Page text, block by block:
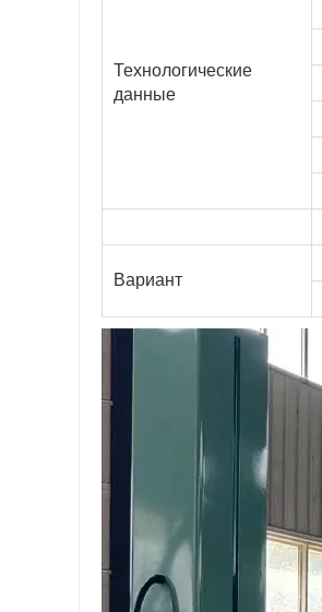
Технологические
данные
Вариант